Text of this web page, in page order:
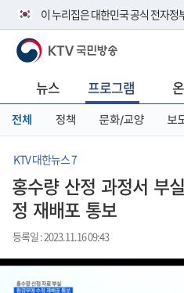
이 누리집은 대한민국 공식 전자정
공식 누리집 주소 확인하기
니다.
이밖에 or.kr 또는 .kr등 다른 도메
서 도메인 주소를 확인해 보세요
KTV 국민방송
뉴스 프로그램
전체 정책 문화/교양 보
KTV 대한뉴스 7
홍수량 산정 과정서 부
정 재배포 통보
등록일 : 2023.11.16 09:43